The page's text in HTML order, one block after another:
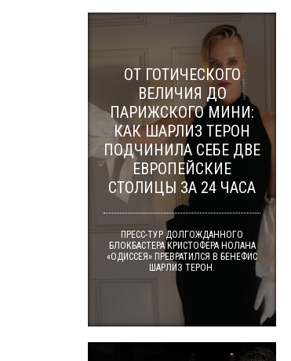
ОТ ГОТИЧЕСКОГО
ВЕЛИЧИЯ ДО
ПАРИЖСКОГО МИНИ:
КАК ШАРЛИЗ ТЕРОН
ПОДЧИНИЛА СЕБЕ ДВЕ
ЕВРОПЕЙСКИЕ
СТОЛИЦЫ ЗА 24 ЧАСА
ПРЕСС-ТУР ДОЛГОЖДАННОГО
БЛОКБАСТЕРА КРИСТОФЕРА НОЛАНА
«ОДИССЕЯ» ПРЕВРАТИЛСЯ В БЕНЕФИС
ШАРЛИЗ ТЕРОН.